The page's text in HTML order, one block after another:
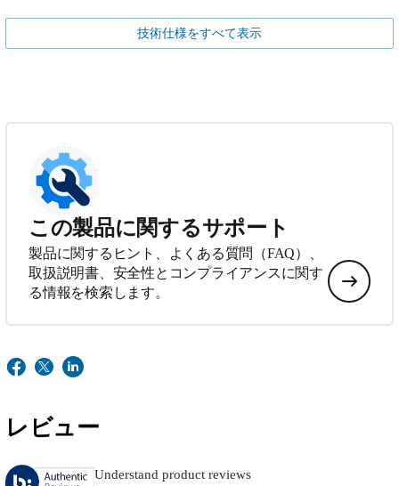
技術仕様をすべて表示
この製品に関するサポート
製品に関するヒント、よくある質問（FAQ）、
取扱説明書、安全性とコンプライアンスに関す
る情報を検索します。
レビュー
Understand product reviews